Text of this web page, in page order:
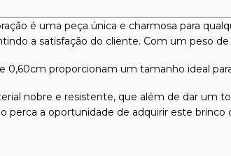
é uma peça única e charmosa para
a satisfação do cliente. Com um peso
0,60cm proporcionam um tamanho ideal
nobre e resistente, que além de dar um
perca a oportunidade de adquirir este